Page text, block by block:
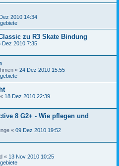
2010 14:34
zu R3 Skate Bindung
Dez 2010 7:35
« 24 Dez 2010 15:55
« 18 Dez 2010 22:39
8 G2+ - Wie pflegen und
« 09 Dez 2010 19:52
« 13 Nov 2010 10:25